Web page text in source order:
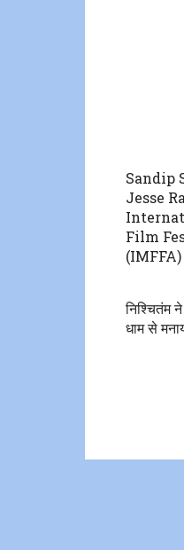
Sandip
Jesse
Film
निश्चितंम ने
धाम से